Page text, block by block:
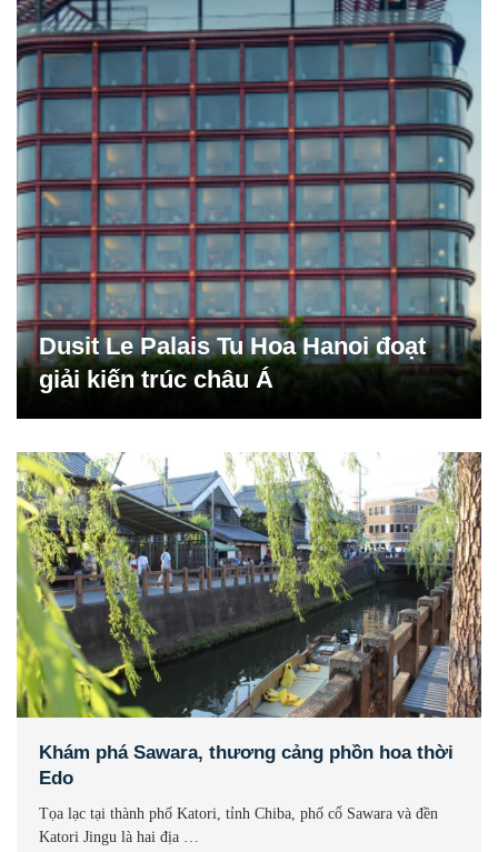
Dusit Le Palais Tu Hoa Hanoi đoạt
giải kiến trúc châu Á
Khám phá Sawara, thương cảng phồn hoa thời
Edo
Tọa lạc tại thành phố Katori, tỉnh Chiba, phố cổ Sawara và đền
Katori Jingu là hai địa …